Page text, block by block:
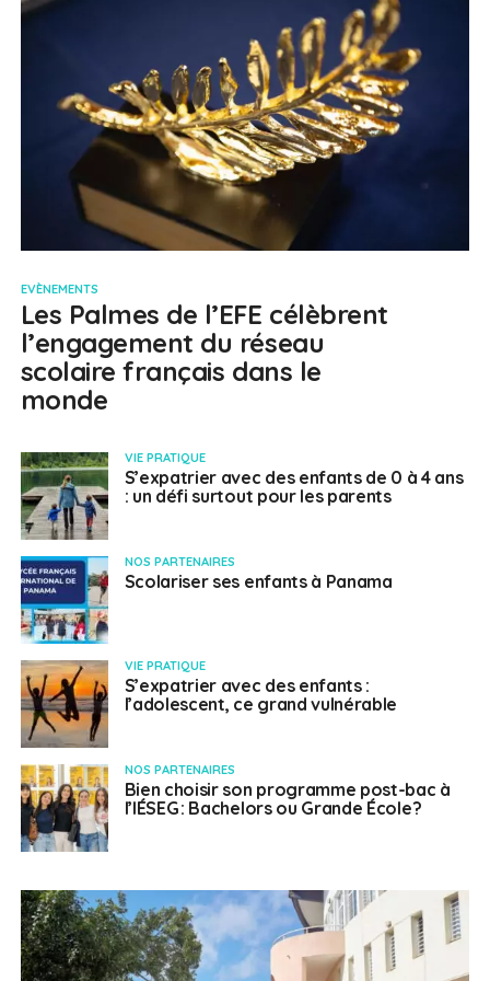
EVÈNEMENTS
Les Palmes de l’EFE célèbrent
l’engagement du réseau
scolaire français dans le
monde
VIE PRATIQUE
S’expatrier avec des enfants de 0 à 4 ans
: un défi surtout pour les parents
NOS PARTENAIRES
Scolariser ses enfants à Panama
VIE PRATIQUE
S’expatrier avec des enfants :
l’adolescent, ce grand vulnérable
NOS PARTENAIRES
Bien choisir son programme post-bac à
l’IÉSEG : Bachelors ou Grande École ?